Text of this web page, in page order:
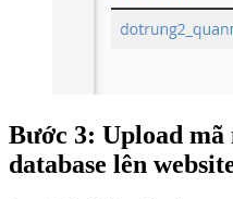
Bước 3: Upload
database lên